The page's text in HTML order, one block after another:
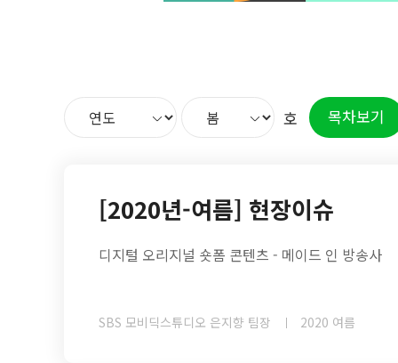
호 목차보기
[2020년-여름] 현장이슈
디지털 오리지널 숏폼 콘텐츠 - 메이드 인 방송사
SBS 모비딕스튜디오 은지향 팀장 2020 여름